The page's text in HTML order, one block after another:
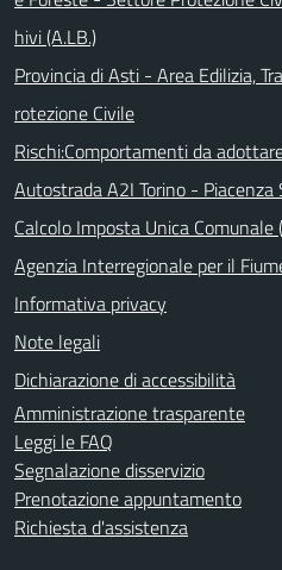
hivi (A.LB.)
Provincia di Asti - Area Edilizia,
rotezione Civile
Rischi:Comportamenti da
Autostrada A2I Torino - Piacenza
Calcolo Imposta Unica Comunale
Agenzia Interregionale per il
Informativa privacy
Note legali
Dichiarazione di accessibilità
Amministrazione trasparente
Leggi le FAQ
Segnalazione disservizio
Prenotazione appuntamento
Richiesta d'assistenza